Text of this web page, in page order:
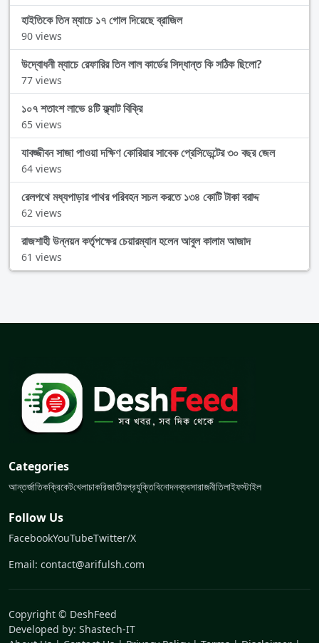
হাইতিকে তিন ম্যাচে ১৭ গোল দিয়েছে ব্রাজিল
90 views
উদ্বোধনী ম্যাচে রেফারির তিন লাল কার্ডের সিদ্ধান্ত কি সঠিক ছিলো?
77 views
১০৭ শতাংশ লাভে ৪টি ফ্ল্যাট বিক্রি
65 views
যাবজ্জীবন সাজা পাওয়া দক্ষিণ কোরিয়ার সাবেক প্রেসিডেন্টের ৩০ বছর জেল
64 views
রেলপথে মধ্যপাড়ার পাথর পরিবহন সচল করতে ১৩৪ কোটি টাকা বরাদ্দ
62 views
রাজশাহী উন্নয়ন কর্তৃপক্ষের চেয়ারম্যান হলেন আবুল কালাম আজাদ
61 views
Categories
আন্তর্জাতিকক্রিকেটখেলাচাকরিজাতীয়প্রযুক্তিবিনোদনব্যবসারাজনীতিলাইফস্টাইল
Follow Us
FacebookYouTubeTwitter/X
Email: contact@arifulsh.com
Copyright © DeshFeed
Developed by: Shastech-IT